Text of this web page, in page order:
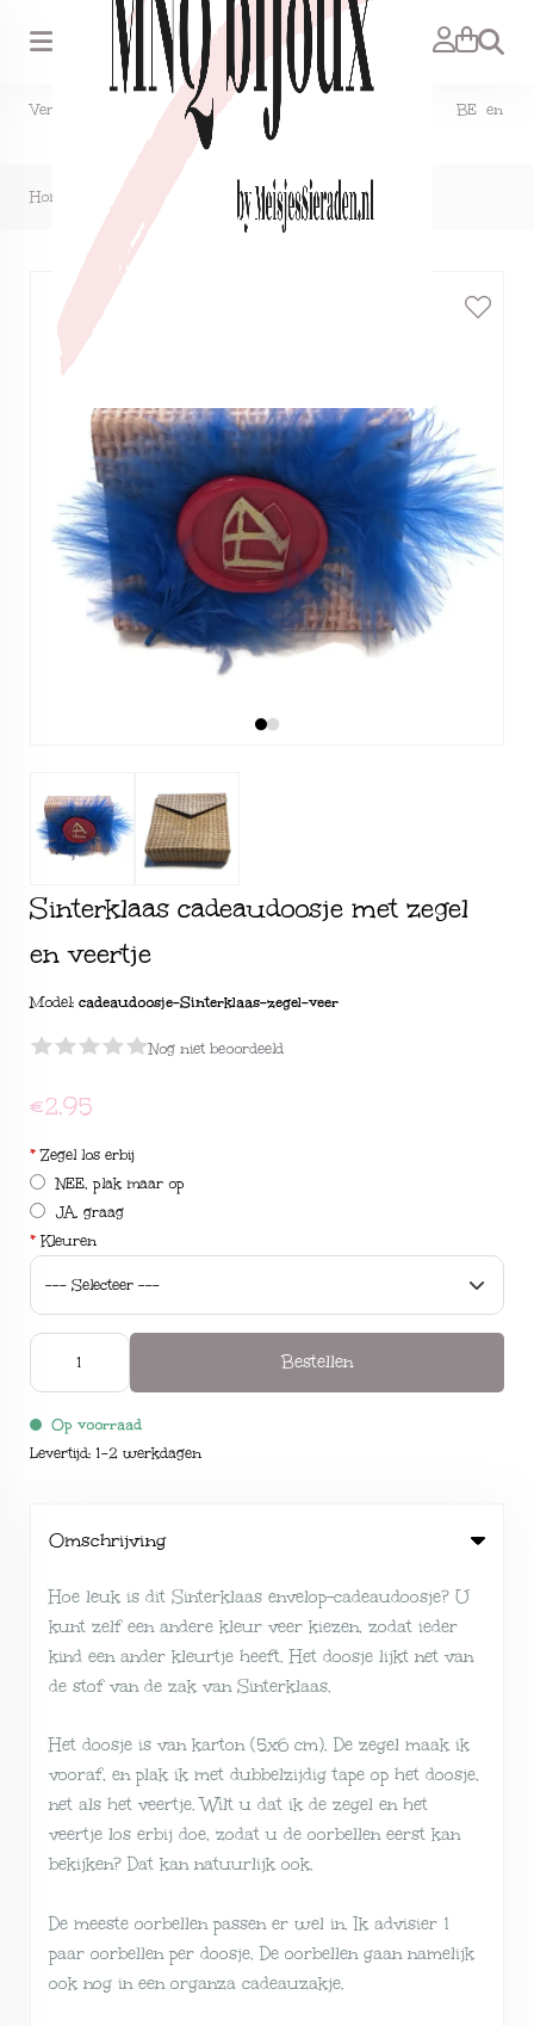
Zoeken
Verzendkosten NL €1,50, GRATIS bij bestelling vanaf €15. BE en
DE €2,95, GRATIS verzenden vanaf €50.
Home Sinterklaas cadeaudoosje met zegel en veertje
Sinterklaas cadeaudoosje met zegel
en veertje
Model: cadeaudoosje-Sinterklaas-zegel-veer
Nog niet beoordeeld
€2,95
*Zegel los erbij
NEE, plak maar op
JA, graag
* Kleuren
Bestellen
Op voorraad
Levertijd: 1-2 werkdagen
Omschrijving
Hoe leuk is dit Sinterklaas envelop-cadeaudoosje? U
kunt zelf een andere kleur veer kiezen, zodat ieder
kind een ander kleurtje heeft. Het doosje lijkt net van
de stof van de zak van Sinterklaas.
Het doosje is van karton (5x6 cm). De zegel maak ik
vooraf, en plak ik met dubbelzijdig tape op het doosje,
net als het veertje. Wilt u dat ik de zegel en het
veertje los erbij doe, zodat u de oorbellen eerst kan
bekijken? Dat kan natuurlijk ook.
De meeste oorbellen passen er wel in. Ik advisier 1
paar oorbellen per doosje. De oorbellen gaan namelijk
ook nog in een organza cadeauzakje.